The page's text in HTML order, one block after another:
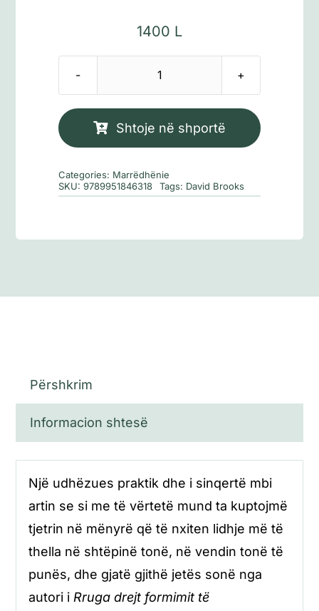
1400 L
Sasi
ta
person
Shtoje në shportë
Categories: Marrëdhënie
SKU:9789951846318 Tags: David Brooks
Përshkrim
Informacion shtesë
Një udhëzues praktik dhe i sinqertë mbi
artin se si me të vërtetë mund ta kuptojmë
tjetrin në mënyrë që të nxiten lidhje më të
thella në shtëpinë tonë, në vendin tonë të
punës, dhe gjatë gjithë jetës sonë nga
autori i Rruga drejt formimit të